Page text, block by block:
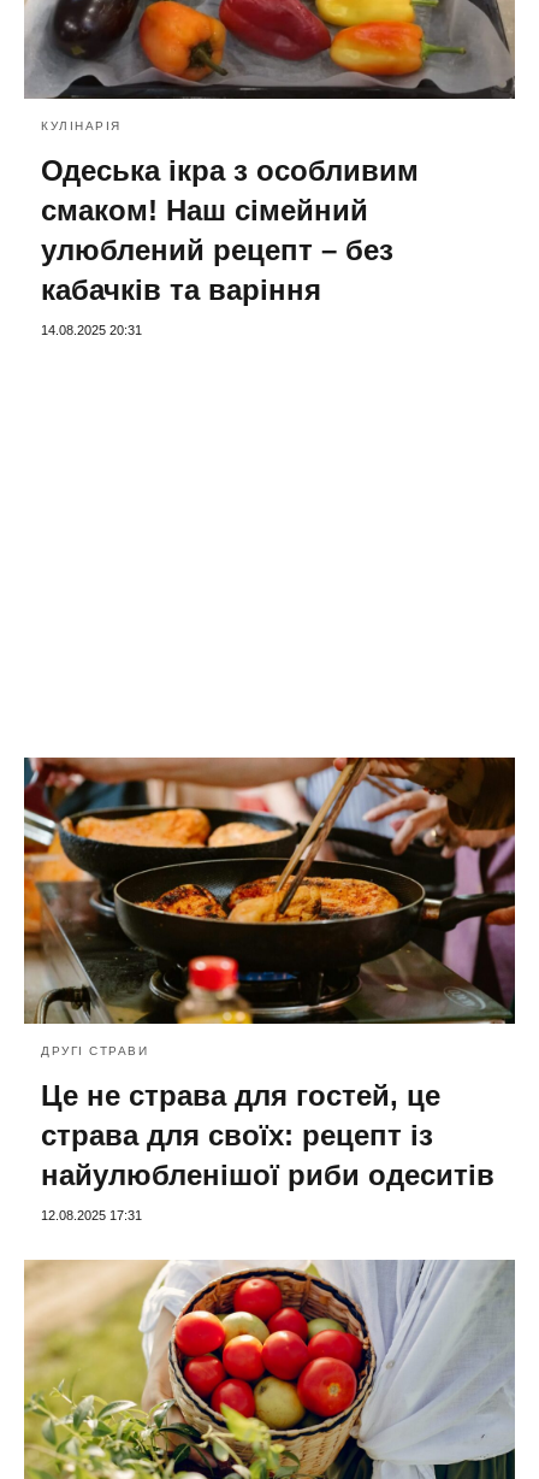
КУЛІНАРІЯ
Одеська ікра з особливим
смаком! Наш сімейний
улюблений рецепт – без
кабачків та варіння
14.08.2025 20:31
ДРУГІ СТРАВИ
Це не страва для гостей, це
страва для своїх: рецепт із
найулюбленішої риби одеситів
12.08.2025 17:31